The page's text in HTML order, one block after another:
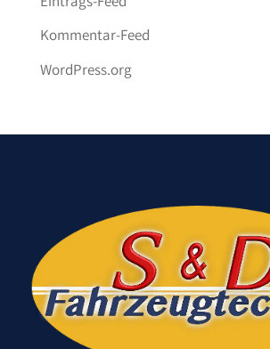
Kommentar-Feed
WordPress.org